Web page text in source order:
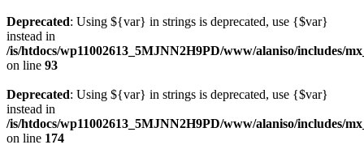
Deprecated: Using ${var} in strings is deprecated, use {$var}
instead in
/is/htdocs/wp11002613_5MJNN2H9PD/www/alaniso/includes/
on line 93
Deprecated: Using ${var} in strings is deprecated, use {$var}
instead in
/is/htdocs/wp11002613_5MJNN2H9PD/www/alaniso/includes/
on line 174